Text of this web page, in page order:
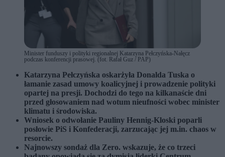
Minister funduszy i polityki regionalnej Katarzyna Pełczyńska-Nałęcz
podczas konferencji prasowej. (fot. Rafał Guz / PAP)
Katarzyna Pełczyńska oskarżyła Donalda Tuska o
łamanie zasad umowy koalicyjnej i prowadzenie polityki
opartej na presji. Dochodzi do tego na kilkanaście dni
przed głosowaniem nad wotum nieufności wobec minister
klimatu i środowiska.
Wniosek o odwołanie Pauliny Hennig-Kloski poparli
posłowie PiS i Konfederacji, zarzucając jej m.in. chaos w
resorcie.
Najnowszy sondaż dla Zero. wskazuje, że co trzeci